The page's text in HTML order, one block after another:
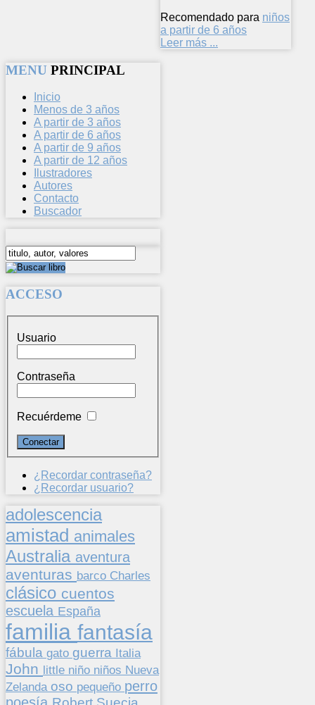
Recomendado para niños
a partir de 6 años
Leer más ...
MENU PRINCIPAL
Inicio
Menos de 3 años
A partir de 3 años
A partir de 6 años
A partir de 9 años
A partir de 12 años
Ilustradores
Autores
Contacto
Buscador
ACCESO
Usuario
Contraseña
Recuérdeme
¿Recordar contraseña?
¿Recordar usuario?
adolescencia
amistad animales
Australia aventura
aventuras barco Charles
clásico cuentos
escuela España
familia fantasía
fábula gato guerra Italia
John little niño niños Nueva
Zelanda oso pequeño perro